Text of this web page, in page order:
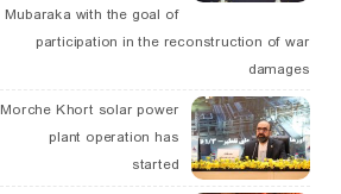
Mubaraka with the goal of
participation in the reconstruction of war
damages
Morche Khort solar power
plant operation has
started